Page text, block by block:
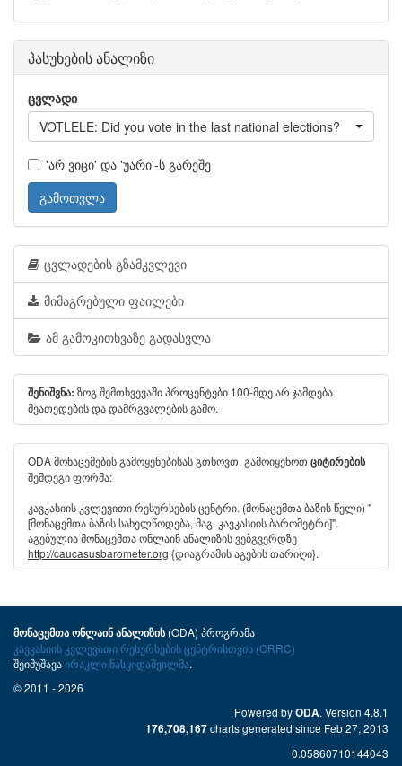
პასუხების ანალიზი
ცვლადი
VOTLELE: Did you vote in the last national elections?
'არ ვიცი' და 'უარი'-ს გარეშე
გამოთვლა
ცვლადების გზამკვლევი
მიმაგრებული ფაილები
ამ გამოკითხვაზე გადასვლა
შენიშვნა: ზოგ შემთხვევაში პროცენტები 100-მდე არ ჯამდება
მეათედების და დამრგვალების გამო.
ODA მონაცემების გამოყენებისას გთხოვთ, გამოიყენოთ ციტირების
შემდეგი ფორმა:
კავკასიის კვლევითი რესურსების ცენტრი. (მონაცემთა ბაზის წელი) "
[მონაცემთა ბაზის სახელწოდება, მაგ. კავკასიის ბარომეტრი]".
აგებულია მონაცემთა ონლაინ ანალიზის ვებგვერდზე
http://caucasusbarometer.org {დიაგრამის აგების თარიღი}.
მონაცემთა ონლაინ ანალიზის(ODA) პროგრამა
კავკასიის კვლევითი რესურსების ცენტრისთვის (CRRC)
შეიმუშავაირაკლი ნასყიდაშვილმა.
© 2011 - 2026
Powered byODA. Version 4.8.1
176,708,167charts generated since Feb 27, 2013
0.05860710144043